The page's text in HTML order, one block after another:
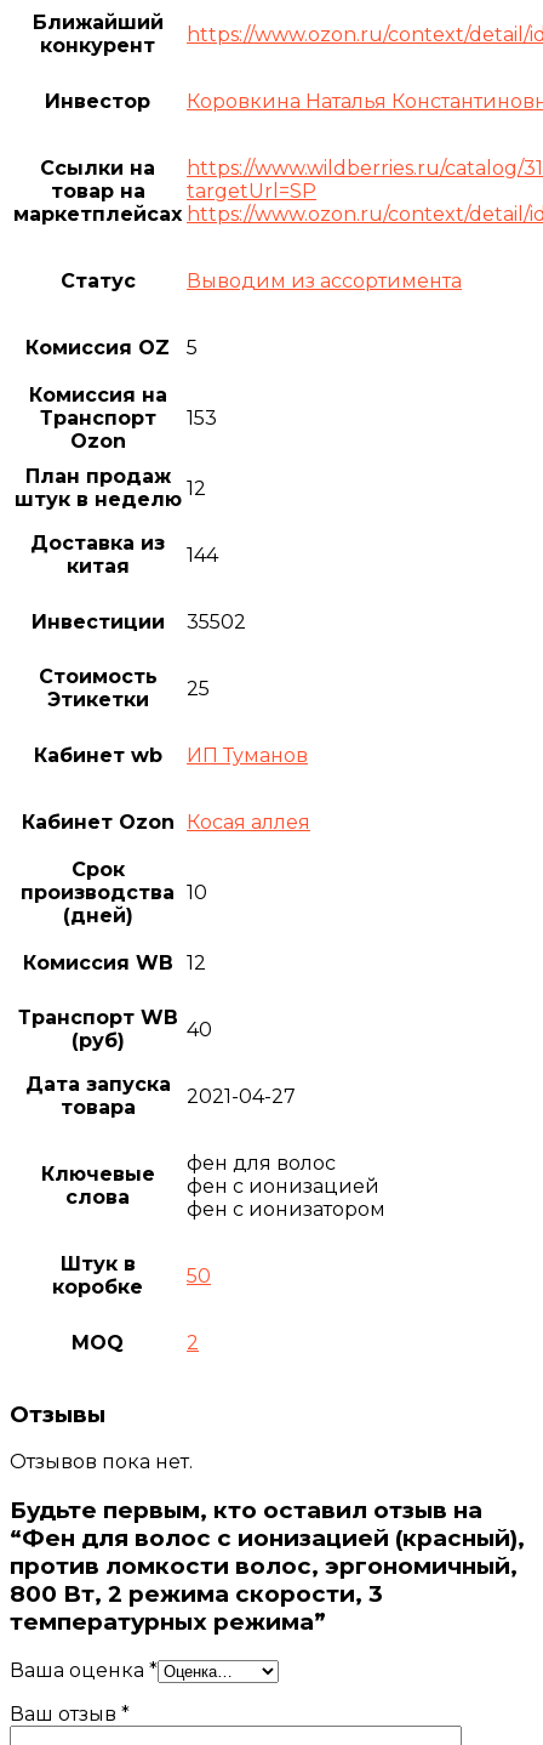
Ближайший
конкурент
https://www.ozon.ru/context/detail/
Инвестор Коровкина Наталья
Ссылки на
товар на
маркетплейсах
https://www.wildberries.ru/catalog/
targetUrl=SP
https://www.ozon.ru/context/detail/
Статус Выводим из ассортимента
Комиссия OZ 5
Комиссия на
Транспорт
Ozon
153
План продаж
штук в неделю 12
Доставка из
китая
144
Инвестиции 35502
Стоимость
Этикетки
25
Кабинет wb ИП Туманов
Кабинет Ozon Косая аллея
Срок
производства
(дней)
10
Комиссия WB 12
Транспорт WB
(руб)
40
Дата запуска
товара
2021-04-27
Ключевые
слова
фен для волос
фен с ионизацией
фен с ионизатором
Штук в
коробке
50
MOQ 2
Отзывы
Отзывов пока нет.
Будьте первым, кто оставил отзыв на
“Фен для волос с ионизацией (красный),
против ломкости волос, эргономичный,
800 Вт, 2 режима скорости, 3
температурных режима”
Ваша оценка *
Ваш отзыв *